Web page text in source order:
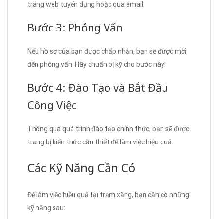
trang web tuyển dụng hoặc qua email.
Bước 3: Phỏng Vấn
Nếu hồ sơ của bạn được chấp nhận, bạn sẽ được mời
đến phỏng vấn. Hãy chuẩn bị kỹ cho bước này!
Bước 4: Đào Tạo và Bắt Đầu
Công Việc
Thông qua quá trình đào tạo chính thức, bạn sẽ được
trang bị kiến thức cần thiết để làm việc hiệu quả.
Các Kỹ Năng Cần Có
Để làm việc hiệu quả tại trạm xăng, bạn cần có những
kỹ năng sau: